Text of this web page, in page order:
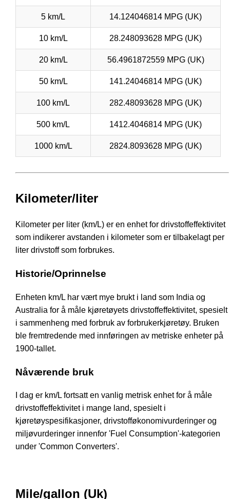
5 km/L 14.124046814 MPG (UK)
10 km/L 28.248093628 MPG (UK)
20 km/L 56.4961872559 MPG (UK)
50 km/L 141.24046814 MPG (UK)
100 km/L 282.48093628 MPG (UK)
500 km/L 1412.4046814 MPG (UK)
1000 km/L 2824.8093628 MPG (UK)
Kilometer/liter
Kilometer per liter (km/L) er en enhet for drivstoffeffektivitet
som indikerer avstanden i kilometer som er tilbakelagt per
liter drivstoff som forbrukes.
Historie/Oprinnelse
Enheten km/L har vært mye brukt i land som India og
Australia for å måle kjøretøyets drivstoffeffektivitet, spesielt
i sammenheng med forbruk av forbrukerkjøretøy. Bruken
ble fremtredende med innføringen av metriske enheter på
1900-tallet.
Nåværende bruk
I dag er km/L fortsatt en vanlig metrisk enhet for å måle
drivstoffeffektivitet i mange land, spesielt i
kjøretøyspesifikasjoner, drivstofføkonomivurderinger og
miljøvurderinger innenfor 'Fuel Consumption'-kategorien
under 'Common Converters'.
Mile/gallon (Uk)